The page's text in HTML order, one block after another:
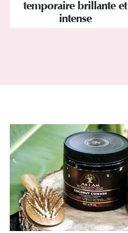
temporaire brillante et
intense